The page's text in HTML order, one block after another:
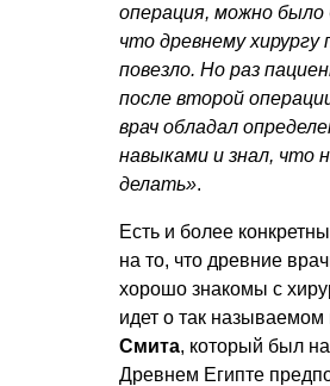
операция, можно было
что древнему хирургу
повезло. Но раз
после второй
врач обладал
навыками и знал, что
делать».
Есть и более
на то, что древние
хорошо знакомы с
идет о так называемом
Смита, который был
Древнем Египте